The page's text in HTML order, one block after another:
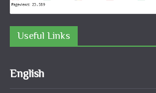
Useful Links
English